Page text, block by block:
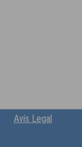
Avís Legal